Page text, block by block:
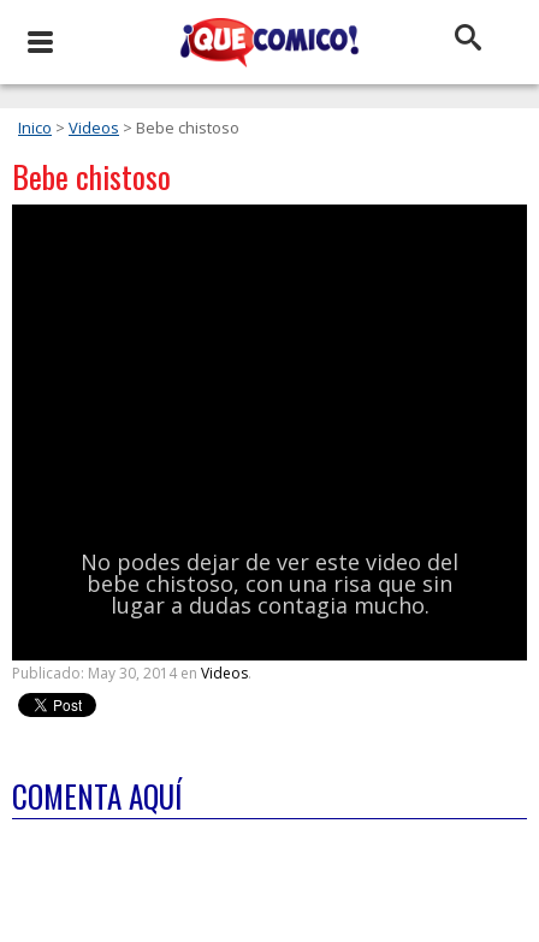
Inico > Videos > Bebe chistoso
Bebe chistoso
No podes dejar de ver este video del
bebe chistoso, con una risa que sin
lugar a dudas contagia mucho.
Publicado: May 30, 2014 en Videos.
COMENTA AQUÍ